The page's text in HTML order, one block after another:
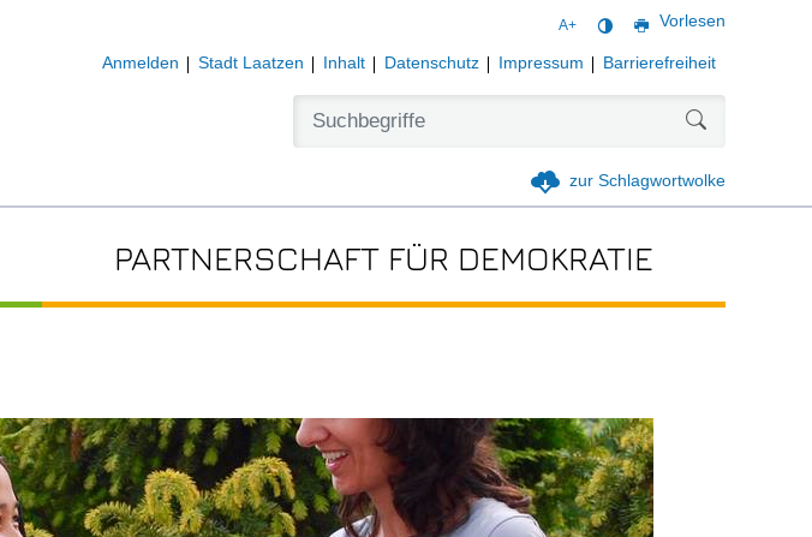
A+ Vorlesen
Anmelden Stadt Laatzen Inhalt Datenschutz Impressum Barrierefreiheit
zur Schlagwortwolke
PARTNERSCHAFT FÜR DEMOKRATIE